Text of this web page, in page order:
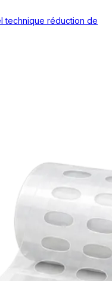
technique réduction de